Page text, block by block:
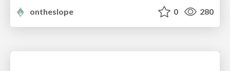
ontheslope
0 280